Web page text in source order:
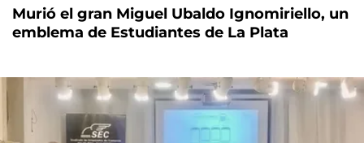
Murió el gran Miguel Ubaldo Ignomiriello, un
emblema de Estudiantes de La Plata